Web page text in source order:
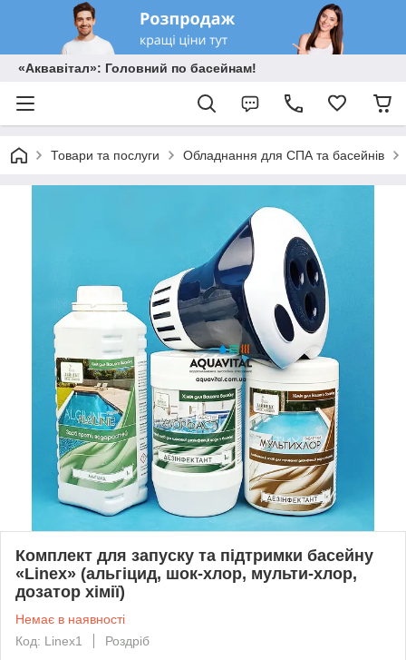
«Аквавітал»: Головний по басейнам!
Товари та послуги Обладнання для СПА та басейнів
Комплект для запуску та підтримки басейну
«Linex» (альгіцид, шок-хлор, мульти-хлор,
дозатор хімії)
Немає в наявності
Код: Linex1
Роздріб